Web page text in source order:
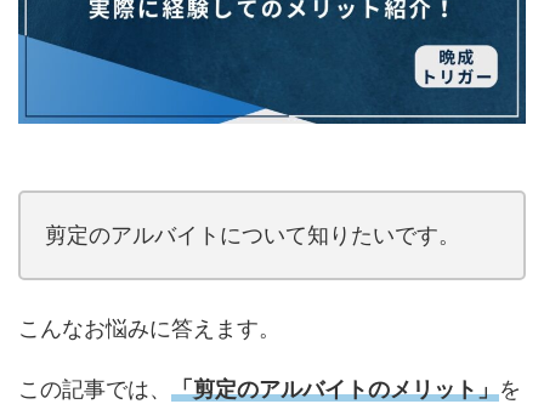
剪定のアルバイトについて知りたいです。
こんなお悩みに答えます。
この記事では、 「剪定のアルバイトのメリット」を